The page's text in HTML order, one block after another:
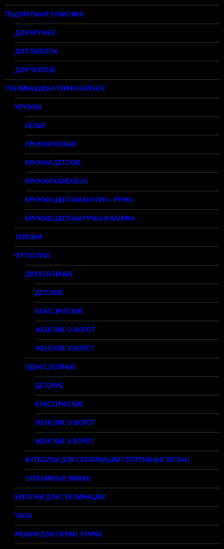
ПОДАРОЧНАЯ УПАКОВКА
ДЛЯ КРУЖЕК
ДЛЯ ТАРЕЛОК
ДЛЯ ЧЕХЛОВ
СУБЛИМАЦИЯ И ТЕРМОПЕРЕНОС
КРУЖКИ
БЕЛЫЕ
КРУЖКИ РАЗНЫЕ
КРУЖКИ ДЕТСКИЕ
КРУЖКИ ХАМЕЛЕОН
КРУЖКИ ЦВЕТНАЯ ВНУТРИ + РУЧКА
КРУЖКИ ЦВЕТНАЯ РУЧКА И КАЕМКА
ТАРЕЛКИ
ФУТБОЛКИ
ДВУХСЛОЙНЫЕ
ДЕТСКИЕ
КЛАССИЧЕСКИЕ
ЖЕНСКИЕ O-ВОРОТ
ЖЕНСКИЕ V-ВОРОТ
ОДНОСЛОЙНЫЕ
ДЕТСКИЕ
КЛАССИЧЕСКИЕ
ЖЕНСКИЕ O-ВОРОТ
ЖЕНСКИЕ V-ВОРОТ
ФУТБОЛКИ ДЛЯ СУБЛИМАЦИИ СПОРТИВНЫЕ РЕГЛАН
СУВЕНИРНЫЕ (МИНИ)
БРЕЛОКИ ДЛЯ СУБЛИМАЦИИ
ЧАСЫ
МЕШКИ ДЛЯ ОБУВИ, СУМКИ